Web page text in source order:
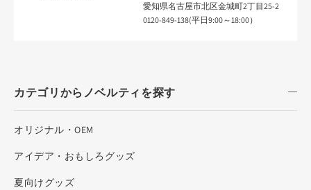
愛知県名古屋市北区金城町2丁目25-2
0120-849-138(平日9:00～18:00）
カテゴリからノベルティを探す
オリジナル・OEM
アイデア・おもしろグッズ
夏向けグッズ